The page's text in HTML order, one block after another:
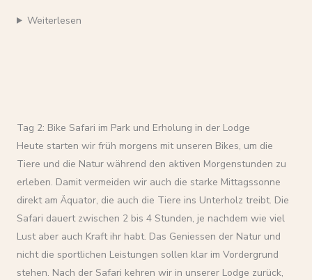
Weiterlesen
Tag 2: Bike Safari im Park und Erholung in der Lodge
Heute starten wir früh morgens mit unseren Bikes, um die
Tiere und die Natur während den aktiven Morgenstunden zu
erleben. Damit vermeiden wir auch die starke Mittagssonne
direkt am Äquator, die auch die Tiere ins Unterholz treibt. Die
Safari dauert zwischen 2 bis 4 Stunden, je nachdem wie viel
Lust aber auch Kraft ihr habt. Das Geniessen der Natur und
nicht die sportlichen Leistungen sollen klar im Vordergrund
stehen. Nach der Safari kehren wir in unserer Lodge zurück,